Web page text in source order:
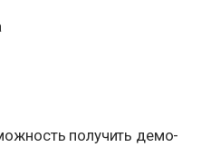
получить демо-